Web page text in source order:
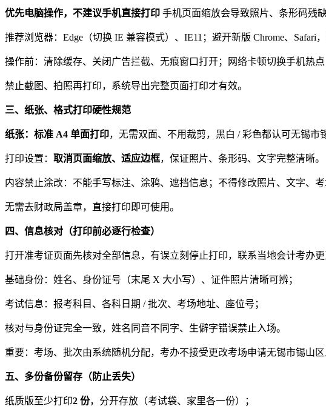
优先电脑操作，不建议手机直接打印 手机页面缩放会导致照片、条形码残
推荐浏览器：Edge（切换 IE 兼容模式）、IE11；避开新版 Chrome、Safari
操作前：清除缓存、关闭广告拦截、无痕窗口打开；网络卡顿切换手机热点
禁止截图、拍照再打印，系统导出完整页面打印才有效。
三、纸张、格式打印硬性规范
纸张：标准 A4 单面打印，无需双面、不用裁剪，黑白 / 彩色都认可无锡市
打印设置： 取消页面缩放、适应边框，保证照片、条形码、文字完整清晰。
内容禁止涂改：不能手写标注、涂鸦、遮挡信息；不得修改照片、文字、
无需去财政局盖章，直接打印即可使用。
四、信息核对（打印前必逐行检查）
打开准考证页面先核对全部信息，有误立刻停止打印，联系当地会计考办更
基础身份：姓名、身份证号（末尾 X 大小写）、证件照片清晰可辨；
考试信息：报考科目、各科日期 / 批次、考场地址、座位号；
核对与身份证完全一致，姓名同音不同字、生僻字错误禁止入场。
重要：考场、批次由系统随机分配，考办不接受更改考场申请无锡市锡山区
五、多份备份留存（防止丢失）
纸质版至少打印2 份，分开存放（考试袋、家里各一份）；